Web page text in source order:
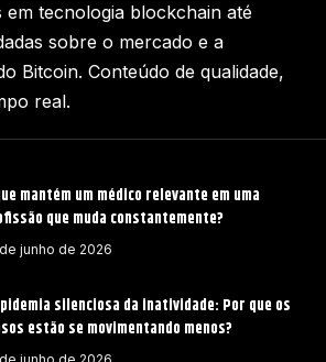
mantém um médico relevante em uma
que muda constantemente?
junho de 2026
silenciosa da inatividade: Por que os
estão se movimentando menos?
em tecnologia blockchain até
sobre o mercado e a
Bitcoin. Conteúdo de qualidade,
real.